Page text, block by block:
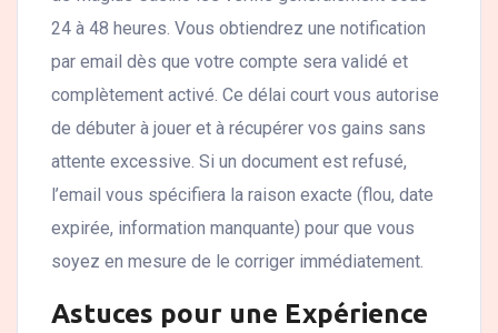
24 à 48 heures. Vous obtiendrez une notification
par email dès que votre compte sera validé et
complètement activé. Ce délai court vous autorise
de débuter à jouer et à récupérer vos gains sans
attente excessive. Si un document est refusé,
l’email vous spécifiera la raison exacte (flou, date
expirée, information manquante) pour que vous
soyez en mesure de le corriger immédiatement.
Astuces pour une Expérience